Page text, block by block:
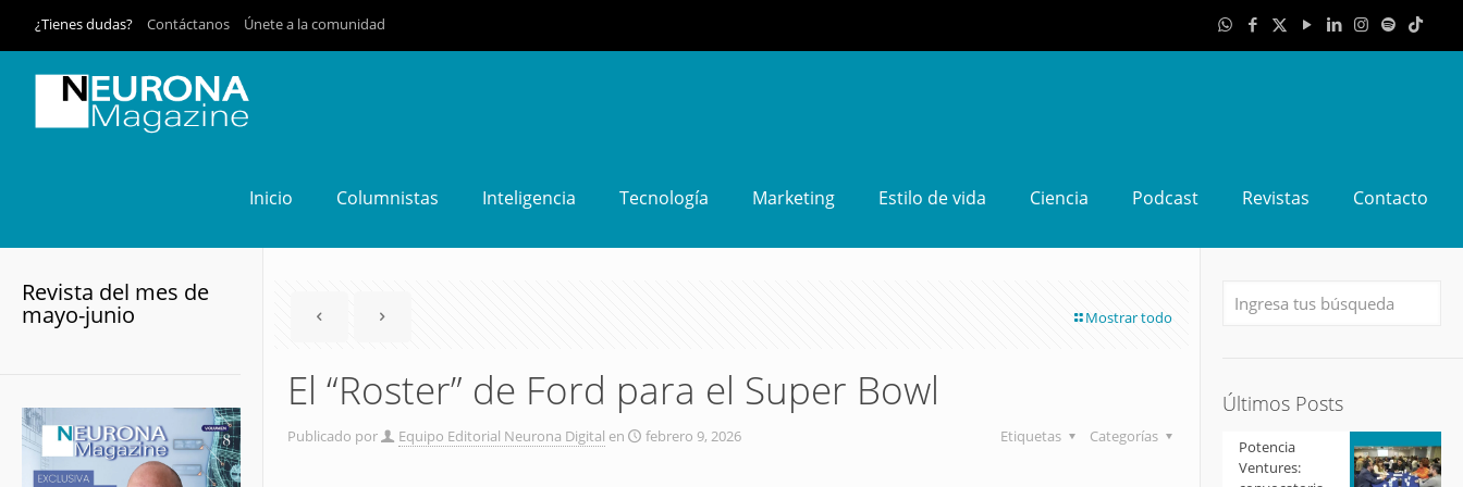
¿Tienes dudas? Contáctanos Únete a la comunidad
Inicio Columnistas Inteligencia Tecnología Marketing Estilo de vida Ciencia Podcast Revistas Contacto
Mostrar todo
El “Roster” de Ford para el Super Bowl
Publicado por Equipo Editorial Neurona Digital en febrero 9, 2026 Categorías
Etiquetas
Revista del mes de
mayo-junio
Últimos Posts
Potencia
Ventures: